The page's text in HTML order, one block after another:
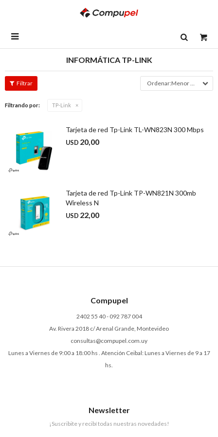

INFORMÁTICA TP-LINK
Menor precio
Filtrando por: TP-Link
Tarjeta de red Tp-Link TL-WN823N 300 Mbps
USD 20,00
Tarjeta de red Tp-Link TP-WN821N 300mb
Wireless N
USD 22,00
Compupel
2402 55 40 - 092 787 004
Av. Rivera 2018 c/ Arenal Grande, Montevideo
consultas@compupel.com.uy
Lunes a Viernes de 9:00 a 18:00 hs . Atención Ceibal: Lunes a Viernes de 9 a 17
hs.
Newsletter
¡Suscribite y recibí todas nuestras novedades!